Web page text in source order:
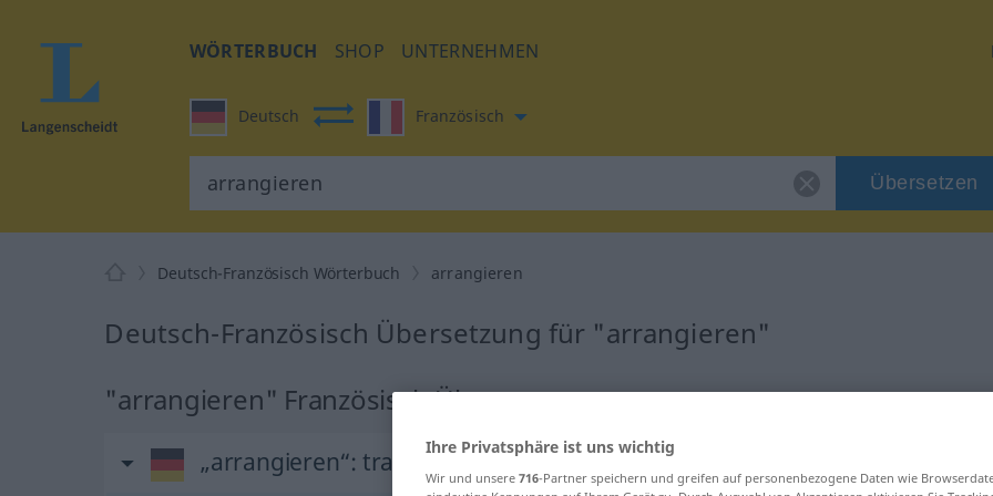
WÖRTERBUCH SHOP UNTERNEHMEN
Deutsch Französisch
Übersetzen
Deutsch-Französisch Wörterbuch arrangieren
Deutsch-Französisch Übersetzung für "arrangieren"
"arrangieren" Französisch Übersetzung
„arrangieren“: transitives Verb
Ihre Privatsphäre ist uns wichtig
Wir und unsere 716-Partner speichern und greifen auf personenbezogene Daten wie